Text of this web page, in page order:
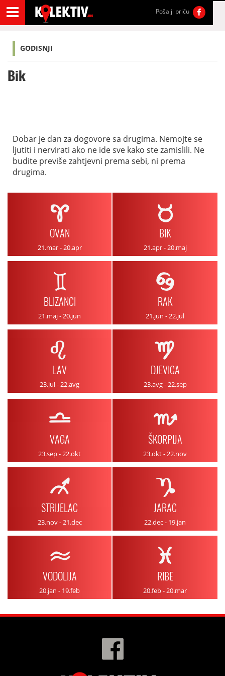
Pošalji priču
GODISNJI
Bik
Dobar je dan za dogovore sa drugima. Nemojte se
ljutiti i nervirati ako ne ide sve kako ste zamislili. Ne
budite previše zahtjevni prema sebi, ni prema
drugima.
OVAN
21.mar - 20.apr
BIK
21.apr - 20.maj
BLIZANCI
21.maj - 20.jun
RAK
21.jun - 22.jul
LAV
23.jul - 22.avg
DJEVICA
23.avg - 22.sep
VAGA
23.sep - 22.okt
ŠKORPIJA
23.okt - 22.nov
STRIJELAC
23.nov - 21.dec
JARAC
22.dec - 19.jan
VODOLIJA
20.jan - 19.feb
RIBE
20.feb - 20.mar